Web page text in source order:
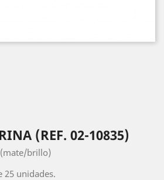
(REF. 02-10835)
brillo)
25 unidades.